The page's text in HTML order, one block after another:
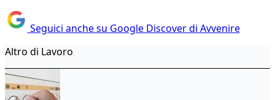
Seguici anche su Google Discover di Avvenire
Altro di Lavoro